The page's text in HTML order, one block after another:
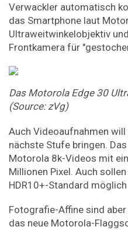
Verwackler automatisch
das Smartphone laut
Ultraweitwinkelobjektiv
Frontkamera für
Das Motorola Edge 30
(Source: zVg)
Auch Videoaufnahmen
nächste Stufe bringen.
Motorola 8k-Videos mit
Millionen Pixel. Auch
HDR10+-Standard möglich
Fotografie-Affine sind
das neue Motorola-